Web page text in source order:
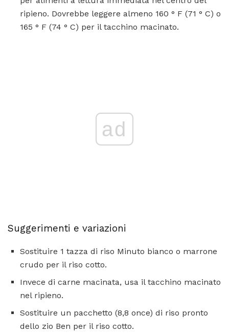
ripieno. Dovrebbe leggere almeno 160 ° F (71 ° C) o
165 ° F (74 ° C) per il tacchino macinato.
ad
Suggerimenti e variazioni
Sostituire 1 tazza di riso Minuto bianco o marrone
crudo per il riso cotto.
Invece di carne macinata, usa il tacchino macinato
nel ripieno.
Sostituire un pacchetto (8,8 once) di riso pronto
dello zio Ben per il riso cotto.